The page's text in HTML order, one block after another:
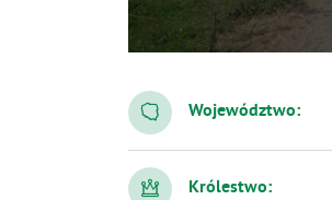
Województwo:
Królestwo: